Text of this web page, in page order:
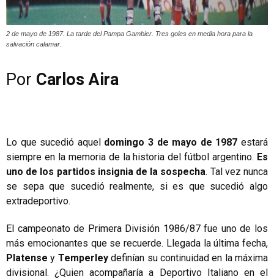
2 de mayo de 1987. La tarde del Pampa Gambier. Tres goles en media hora para la
salvación calamar.
Por Carlos Aira
Lo que sucedió aquel domingo 3 de mayo de 1987 estará
siempre en la memoria de la historia del fútbol argentino. Es
uno de los partidos insignia de la sospecha. Tal vez nunca
se sepa que sucedió realmente, si es que sucedió algo
extradeportivo.
El campeonato de Primera División 1986/87 fue uno de los
más emocionantes que se recuerde. Llegada la última fecha,
Platense y Temperleydefinían su continuidad en la máxima
divisional. ¿Quien acompañaría a Deportivo Italiano en el